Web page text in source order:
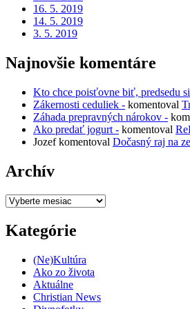
16. 5. 2019
14. 5. 2019
3. 5. 2019
Najnovšie komentáre
Kto chce poisťovne biť, predsedu
Zákernosti ceduliek - komentoval
Záhada prepravných nárokov -
Ako predať jogurt - komentoval
Jozefkomentoval Dočasný raj na
Archív
Archív
Kategórie
(Ne)Kultúra
Ako zo života
Aktuálne
Christian News